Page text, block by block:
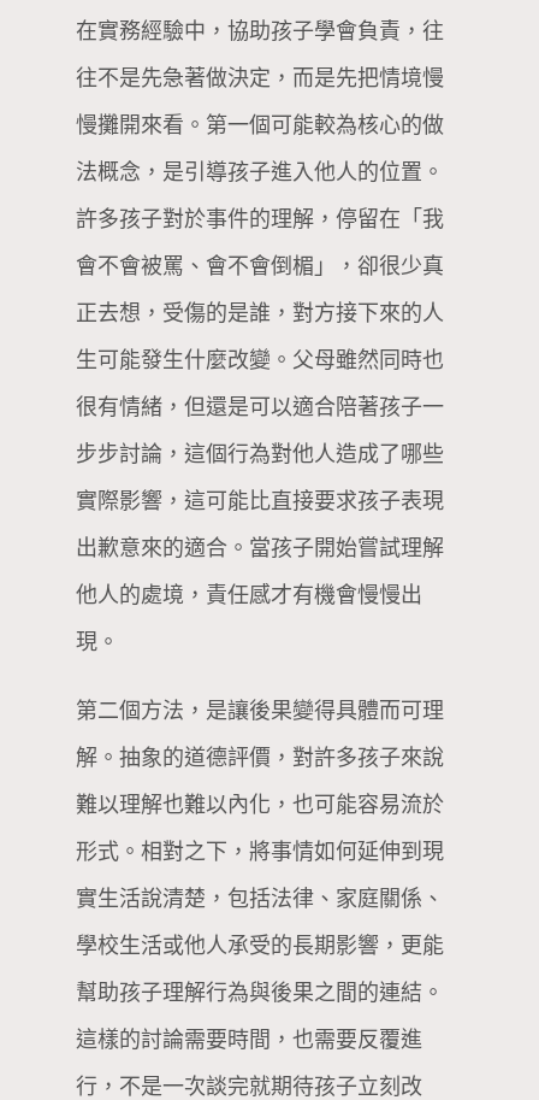
在實務經驗中，協助孩子學會負責，往
往不是先急著做決定，而是先把情境慢
慢攤開來看。第一個可能較為核心的做
法概念，是引導孩子進入他人的位置。
許多孩子對於事件的理解，停留在「我
會不會被罵、會不會倒楣」，卻很少真
正去想，受傷的是誰，對方接下來的人
生可能發生什麼改變。父母雖然同時也
很有情緒，但還是可以適合陪著孩子一
步步討論，這個行為對他人造成了哪些
實際影響，這可能比直接要求孩子表現
出歉意來的適合。當孩子開始嘗試理解
他人的處境，責任感才有機會慢慢出
現。
第二個方法，是讓後果變得具體而可理
解。抽象的道德評價，對許多孩子來說
難以理解也難以內化，也可能容易流於
形式。相對之下，將事情如何延伸到現
實生活說清楚，包括法律、家庭關係、
學校生活或他人承受的長期影響，更能
幫助孩子理解行為與後果之間的連結。
這樣的討論需要時間，也需要反覆進
行，不是一次談完就期待孩子立刻改